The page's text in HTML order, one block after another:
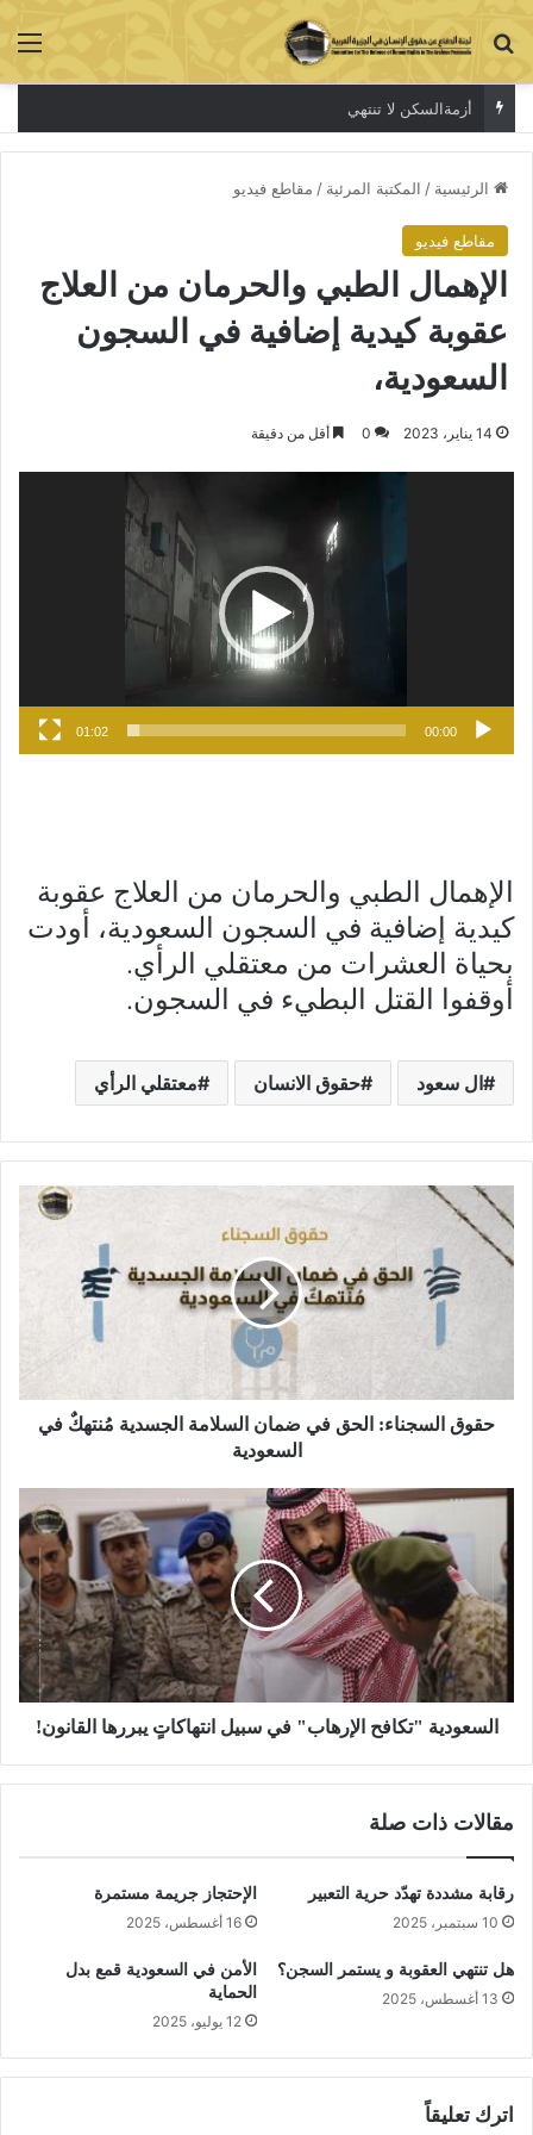
بحث عن
أزمةالسكن لا تنتهي
الرئيسية / المكتبة المرئية / مقاطع فيديو
مقاطع فيديو
الإهمال الطبي والحرمان من العلاج
عقوبة كيدية إضافية في السجون
السعودية،
14 يناير، 2023 0 أقل من دقيقة
00:00
01:02
الإهمال الطبي والحرمان من العلاج عقوبة
كيدية إضافية في السجون السعودية، أودت
بحياة العشرات من معتقلي الرأي.
أوقفوا القتل البطيء في السجون.
ال سعود حقوق الانسان معتقلي الرأي
حقوق السجناء: الحق في ضمان السلامة الجسدية مُنتهكٌ في
السعودية
السعودية "تكافح الإرهاب" في سبيل انتهاكاتٍ يبررها القانون!
مقالات ذات صلة
رقابة مشددة تهدّد حرية التعبير
10 سبتمبر، 2025
الإحتجاز جريمة مستمرة
16 أغسطس، 2025
هل تنتهي العقوبة و يستمر السجن؟
13 أغسطس، 2025
الأمن في السعودية قمع بدل
الحماية
12 يوليو، 2025
اترك تعليقاً